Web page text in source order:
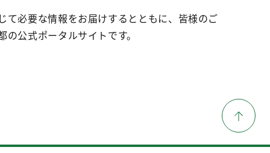
て必要な情報をお届けするとともに、皆様のご
公式ポータルサイトです。